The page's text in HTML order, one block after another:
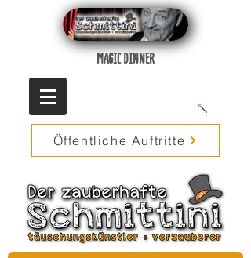
MAGIC DINNER
Öffentliche Auftritte